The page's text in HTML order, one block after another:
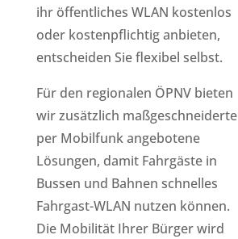
ihr öffentliches WLAN kostenlos
oder kostenpflichtig anbieten,
entscheiden Sie flexibel selbst.
Für den regionalen ÖPNV bieten
wir zusätzlich maßgeschneiderte
per Mobilfunk angebotene
Lösungen, damit Fahrgäste in
Bussen und Bahnen schnelles
Fahrgast-WLAN nutzen können.
Die Mobilität Ihrer Bürger wird